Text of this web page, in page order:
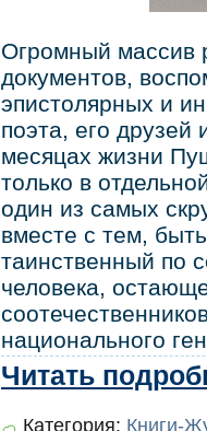
Огромный массив
документов,
эпистолярных и
поэта, его друзей
месяцах жизни
только в
один из самых
вместе с тем,
таинственный по
человека,
национального
Читать
Категория: Книги-